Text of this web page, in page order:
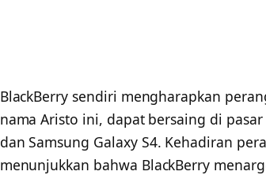
BlackBerry sendiri mengharapkan
nama Aristo ini, dapat bersaing di
dan Samsung Galaxy S4. Kehadiran
menunjukkan bahwa BlackBerry